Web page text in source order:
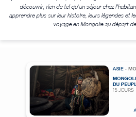
découvrir, rien de tel qu’un séjour chez
apprendre plus sur leur histoire, leurs légendes et
voyage en Mongolie au départ de
ASIE -
DU
15 JOURS